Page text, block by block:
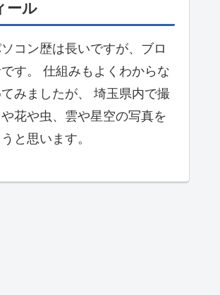
ール
コン歴は長いですが、ブロ
す。 仕組みもよくわからな
みましたが、 埼玉県内で撮
花や虫、雲や星空の写真を
と思います。